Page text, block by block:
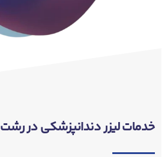
خدمات لیزر دندانپزشکی در رشت